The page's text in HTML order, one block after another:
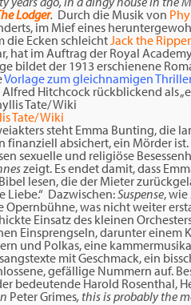
Lodger. Durch die Musik von
im Mief eines
die Ecken schleichtJack the Ripper
hat im Auftrag der Royal
bildet der 1913 erschienene
Vorlage zum gleichnamigen
Hitchcock rückblickend als
Tate/ Wiki
steht Emma Bunting, die
finanziell absichert, ein Mörder
sexuelle und religiöse
zeigt. Es endet damit, dass
lesen, die der Mieter
Liebe.“ Dazwischen:Suspense,
Opernbühne, was nicht weiter
Einsatz des kleinen
Einsprengseln, darunter
und Polkas, eine
mit Geschmack, ein
gefällige Nummern auf.
bedeutende Harold Rosenthal,
Peter Grimes, this is probably the